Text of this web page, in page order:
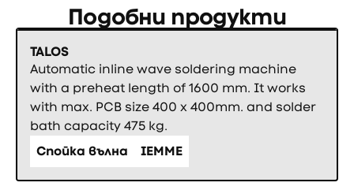
Подобни продукти
TALOS
Automatic inline wave soldering machine
with a preheat length of 1600 mm. It works
with max. PCB size 400 x 400mm. and solder
bath capacity 475 kg.
Спойка вълна
IEMME